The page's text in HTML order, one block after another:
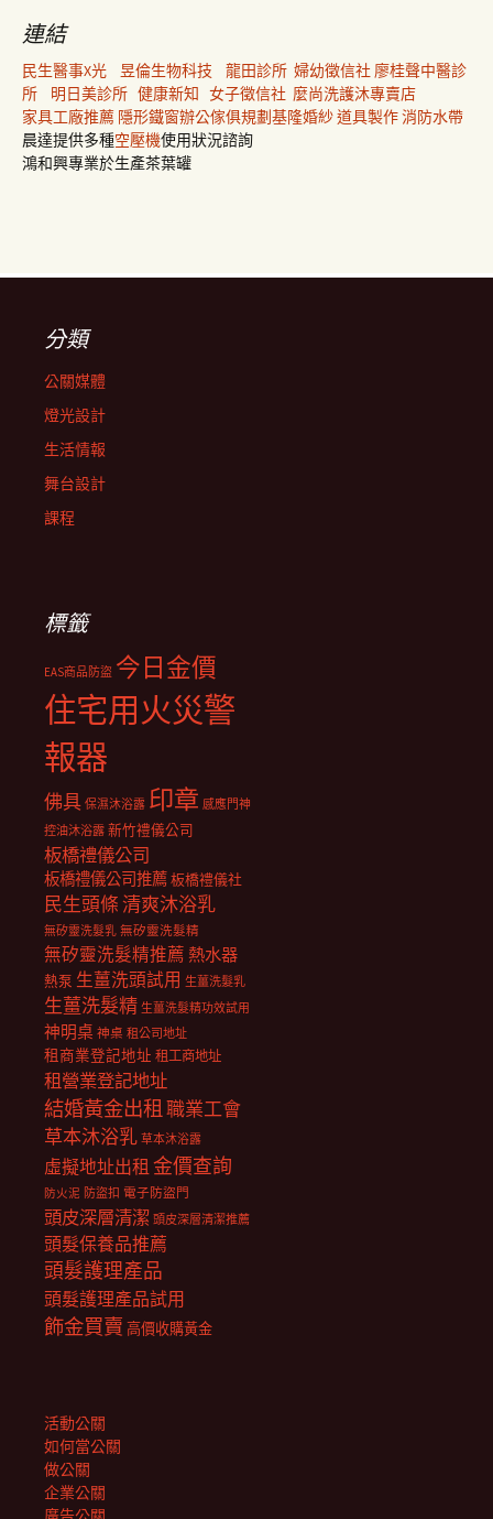
連結
民生醫事X光 昱倫生物科技 龍田診所 婦幼徵信社 廖桂聲中醫診
所
明日美診所 健康新知 女子徵信社 麼尚洗護沐專賣店
家具工廠推薦 隱形鐵窗辦公傢俱規劃基隆婚紗道具製作消防水帶
晨達提供多種空壓機使用狀況諮詢
鴻和興專業於生產茶葉罐
分類
公關媒體
燈光設計
生活情報
舞台設計
課程
標籤
EAS商品防盜 今日金價
住宅用火災警
報器
佛具 保濕沐浴露 印章 感應門神
控油沐浴露 新竹禮儀公司
板橋禮儀公司
板橋禮儀公司推薦板橋禮儀社
民生頭條清爽沐浴乳
無矽靈洗髮乳 無矽靈洗髮精
無矽靈洗髮精推薦 熱水器
熱泵 生薑洗頭試用 生薑洗髮乳
生薑洗髮精 生薑洗髮精功效試用
神明桌 神桌 租公司地址
租商業登記地址 租工商地址
租營業登記地址
結婚黃金出租職業工會
草本沐浴乳 草本沐浴露
虛擬地址出租 金價查詢
防火泥 防盜扣 電子防盜門
頭皮深層清潔 頭皮深層清潔推薦
頭髮保養品推薦
頭髮護理產品
頭髮護理產品試用
飾金買賣 高價收購黃金
活動公關
如何當公關
做公關
企業公關